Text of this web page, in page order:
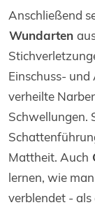
Anschließend
Wundarten
Einschuss-
verheilte
Schwellungen.
Mattheit. Auch
lernen, wie
verblendet - als